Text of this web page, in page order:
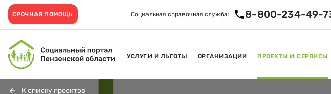
СРОЧНАЯ ПОМОЩЬ Социальная справочная служба: 8-800-234-49-
УСЛУГИ И ЛЬГОТЫ ОРГАНИЗАЦИИ ПРОЕКТЫ И СЕРВИСЫ
К списку проектов